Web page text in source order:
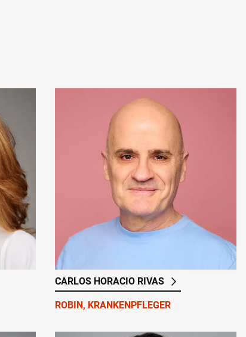
CARLOS HORACIO RIVAS
ROBIN, KRANKENPFLEGER